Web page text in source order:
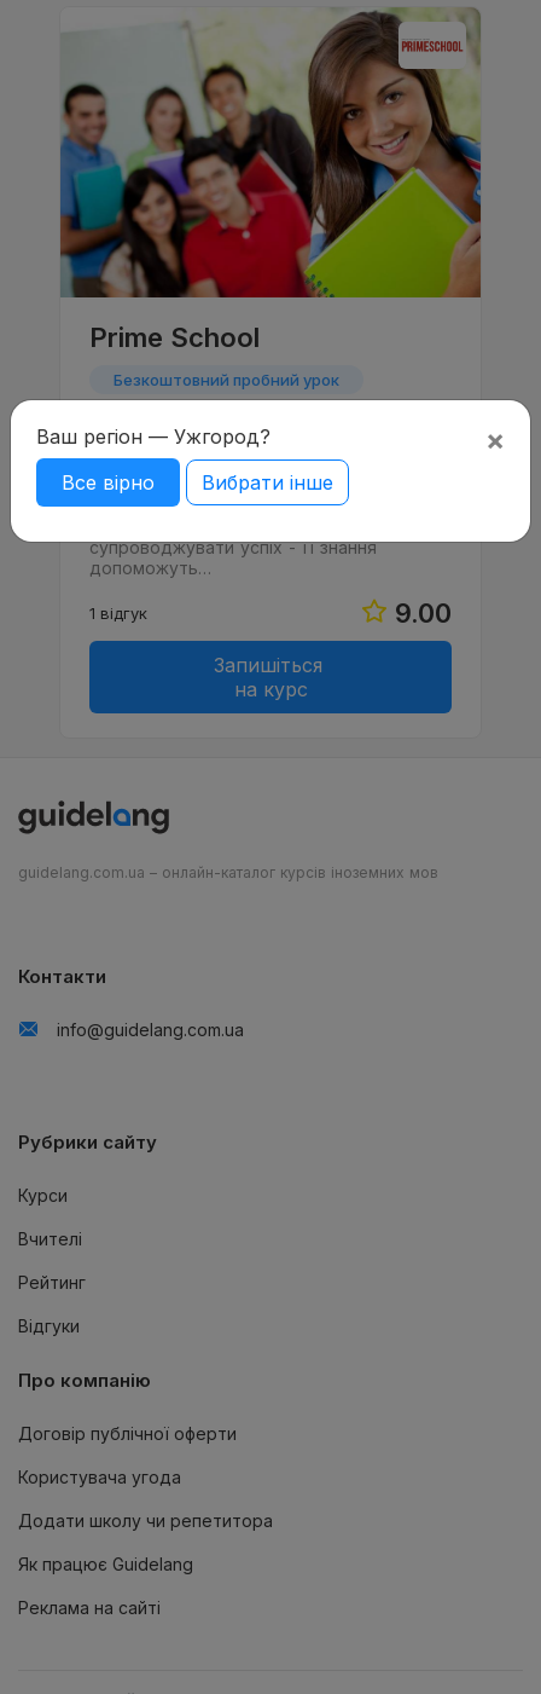
Prime School
Безкоштовний пробний урок
Знання іноземної мови - перепустка в
світ великих можливостей Ні для кого не
секрет, що всебічно розвинену людину в
супроводжувати успіх - її знання
допоможуть…
9.00
1 відгук
Запишіться
на курс
guidelang.com.ua – онлайн-каталог курсів іноземних мов
Контакти
info@guidelang.com.ua
Рубрики сайту
Курси
Вчителі
Рейтинг
Відгуки
Про компанію
Договір публічної оферти
Користувача угода
Додати школу чи репетитора
Як працює Guidelang
Реклама на сайтi
×
Ваш регіон — Ужгород?
Все вірно
Вибрати інше